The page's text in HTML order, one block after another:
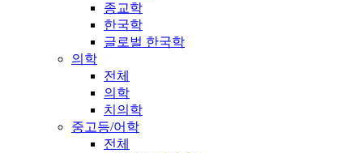
종교학
한국학
글로벌 한국학
의학
전체
의학
치의학
중고등/어학
전체